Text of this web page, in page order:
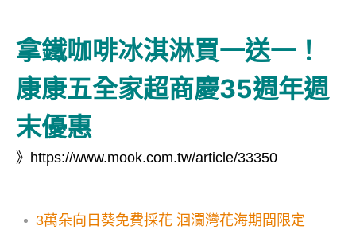
拿鐵咖啡冰淇淋買一送一！
康康五全家超商慶35週年週
末優惠
》https://www.mook.com.tw/article/33350
3萬朵向日葵免費採花 洄瀾灣花海期間限定